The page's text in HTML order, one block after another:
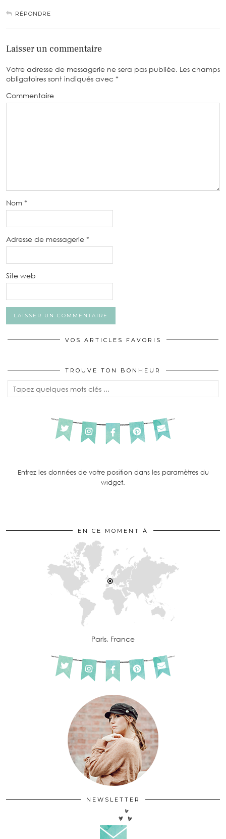
RÉPONDRE
Laisser un commentaire
Votre adresse de messagerie ne sera pas publiée. Les champs
obligatoires sont indiqués avec *
Commentaire
Nom *
Adresse de messagerie *
Site web
VOS ARTICLES FAVORIS
TROUVE TON BONHEUR
Entrez les données de votre position dans les paramètres du
widget.
EN CE MOMENT À
Paris, France
NEWSLETTER